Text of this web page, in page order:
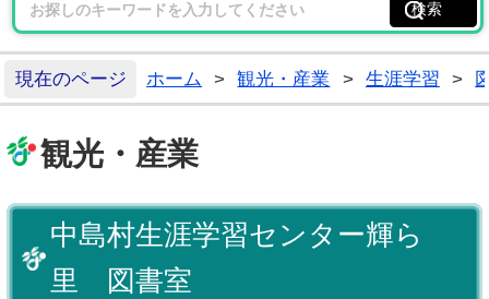
現在のページ ホーム > 観光・産業 > 生涯学習 >
観光・産業
中島村生涯学習センター輝ら
里 図書室